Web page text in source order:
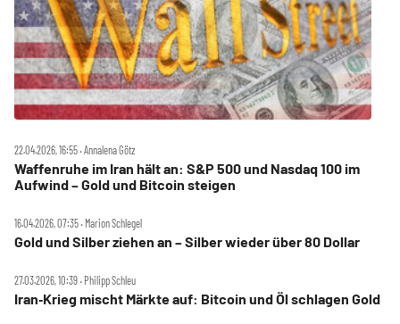
22.04.2026, 16:55 ‧ Annalena Götz
Waffenruhe im Iran hält an: S&P 500 und Nasdaq 100 im
Aufwind – Gold und Bitcoin steigen
16.04.2026, 07:35 ‧ Marion Schlegel
Gold und Silber ziehen an – Silber wieder über 80 Dollar
27.03.2026, 10:39 ‧ Philipp Schleu
Iran‑Krieg mischt Märkte auf: Bitcoin und Öl schlagen Gold